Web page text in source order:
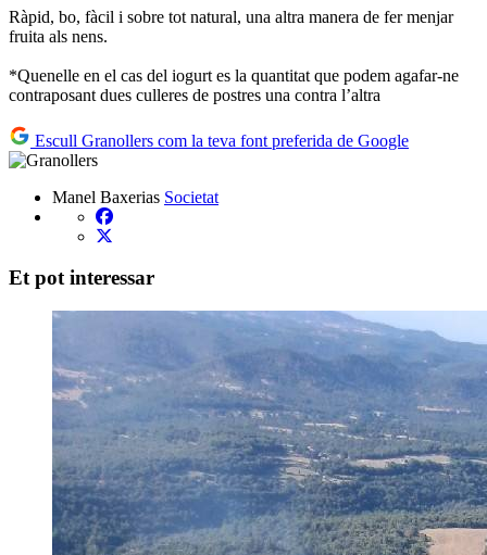
Ràpid, bo, fàcil i sobre tot natural, una altra manera de fer menjar
fruita als nens.
*Quenelle en el cas del iogurt es la quantitat que podem agafar-ne
contraposant dues culleres de postres una contra l’altra
Escull Granollers com la teva font preferida de Google
Manel Baxerias Societat
Et pot interessar